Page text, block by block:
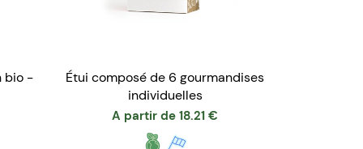
bio -
Étui composé de 6 gourmandises
individuelles
A partir de 18.21 €